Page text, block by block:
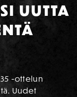
UUTTA
-ottelun
Uudet